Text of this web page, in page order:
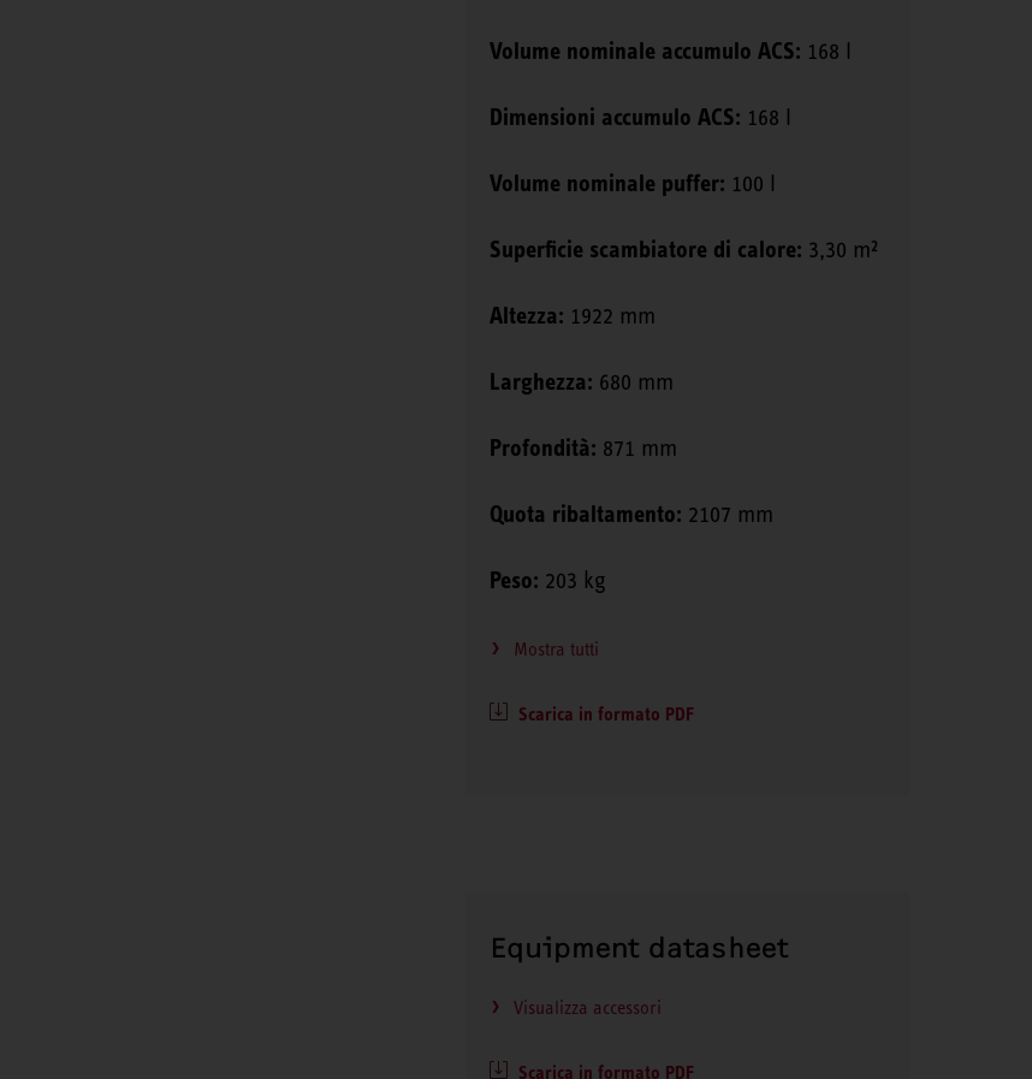
Volume nominale accumulo ACS: 168 l
Dimensioni accumulo ACS: 168 l
Volume nominale puffer: 100 l
Superficie scambiatore di calore: 3,30 m²
Altezza: 1922 mm
Larghezza: 680 mm
Profondità: 871 mm
Quota ribaltamento: 2107 mm
Peso: 203 kg
Mostra tutti
Scarica in formato PDF
Equipment datasheet
Visualizza accessori
Scarica in formato PDF